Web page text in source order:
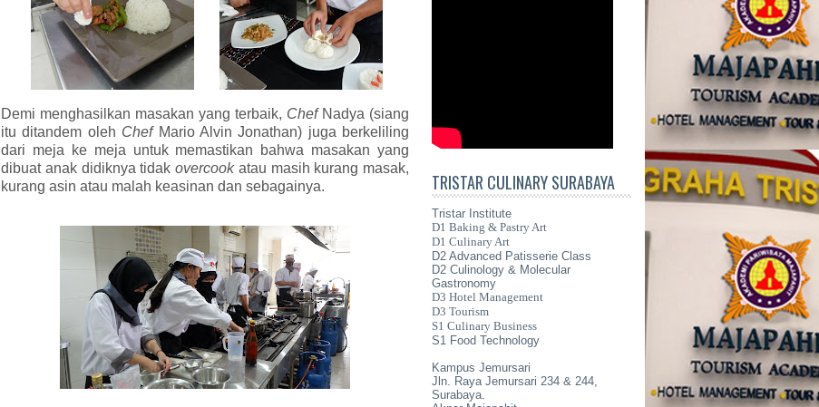
Demi menghasilkan masakan yang terbaik, ChefNadya (siang
itu ditandem oleh ChefMario Alvin Jonathan) juga berkeliling
dari meja ke meja untuk memastikan bahwa masakan yang
dibuat anak didiknya tidak overcookatau masih kurang masak,
kurang asin atau malah keasinan dan sebagainya.
TRISTAR CULINARY SURABAYA
Tristar Institute
D1 Baking & Pastry Art
D1 Culinary Art
D2 Advanced Patisserie Class
D2 Culinology & Molecular
Gastronomy
D3 Hotel Management
D3 Tourism
S1 Culinary Business
S1 Food Technology
Kampus Jemursari
Jln. Raya Jemursari 234 & 244,
Surabaya.